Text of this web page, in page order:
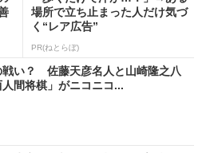
場所で立ち止まった人だけ気づ
く“レア広告”
PR(ねとらぼ)
戦い？ 佐藤天彦名人と山崎隆之八
間将棋」がニコニコ...